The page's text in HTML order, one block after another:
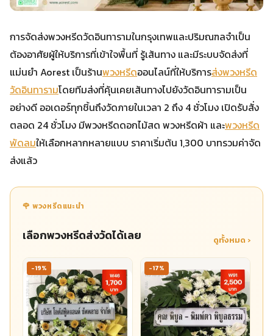
การจัดส่งพวงหรีดวัดอินทารามในกรุงเทพและปริมณฑลจำเป็น
ต้องอาศัยผู้ให้บริการที่เข้าใจพื้นที่ รู้เส้นทาง และมีระบบจัดส่งที่
แม่นยำ Aorest เป็นร้านพวงหรีดออนไลน์ที่ให้บริการส่งพวงหรีด
วัดอินทารามโดยทีมส่งที่คุ้นเคยเส้นทางไปยังวัดอินทารามเป็น
อย่างดี ออเดอร์ทุกชิ้นถึงวัดภายในเวลา 2 ถึง 4 ชั่วโมง เปิดรับสั่ง
ตลอด 24 ชั่วโมง มีพวงหรีดดอกไม้สด พวงหรีดผ้า และพวงหรีด
พัดลมให้เลือกหลากหลายแบบ ราคาเริ่มต้น 1,300 บาทรวมค่าจัด
ส่งแล้ว
🌹 พวงหรีดแนะนำ
เลือกพวงหรีดส่งวัดได้เลย ดูทั้งหมด ›
-19% -17%